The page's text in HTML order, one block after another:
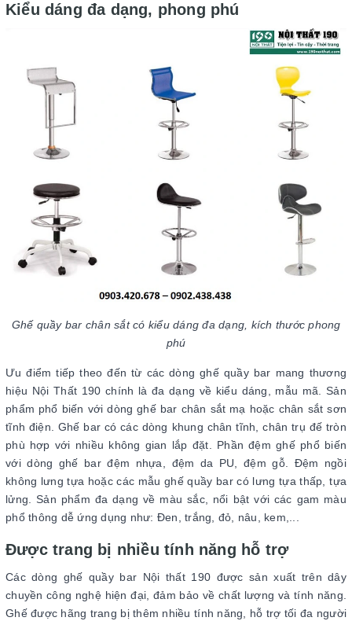
Kiểu dáng đa dạng, phong phú
Ghế quầy bar chân sắt có kiểu dáng đa dạng, kích thước phong
phú
Ưu điểm tiếp theo đến từ các dòng ghế quầy bar mang thương
hiệu Nội Thất 190 chính là đa dạng về kiểu dáng, mẫu mã. Sản
phẩm phổ biến với dòng ghế bar chân sắt mạ hoặc chân sắt sơn
tĩnh điện. Ghế bar có các dòng khung chân tĩnh, chân trụ đế tròn
phù hợp với nhiều không gian lắp đặt. Phần đệm ghế phổ biến
với dòng ghế bar đệm nhựa, đệm da PU, đệm gỗ. Đệm ngồi
không lưng tựa hoặc các mẫu ghế quầy bar có lưng tựa thấp, tựa
lửng. Sản phẩm đa dạng về màu sắc, nổi bật với các gam màu
phổ thông dễ ứng dụng như: Đen, trắng, đỏ, nâu, kem,...
Được trang bị nhiều tính năng hỗ trợ
Các dòng ghế quầy bar Nội thất 190 được sản xuất trên dây
chuyền công nghệ hiện đại, đảm bảo về chất lượng và tính năng.
Ghế được hãng trang bị thêm nhiều tính năng, hỗ trợ tối đa người